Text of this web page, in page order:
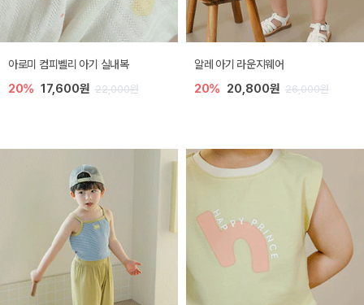
아로미 컴피벨리 아기 실내복
20% 17,600원 22,000원
알레 아기 라운지웨어
20% 20,800원 26,000원